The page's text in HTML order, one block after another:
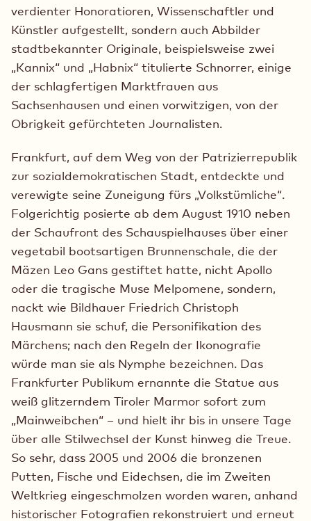
verdienter Honoratioren, Wissenschaftler und
Künstler aufgestellt, sondern auch Abbilder
stadtbekannter Originale, beispielsweise zwei
„Kannix“ und „Habnix“ titulierte Schnorrer, einige
der schlagfertigen Marktfrauen aus
Sachsenhausen und einen vorwitzigen, von der
Obrigkeit gefürchteten Journalisten.
Frankfurt, auf dem Weg von der Patrizierrepublik
zur sozialdemokratischen Stadt, entdeckte und
verewigte seine Zuneigung fürs „Volkstümliche“.
Folgerichtig posierte ab dem August 1910 neben
der Schaufront des Schauspielhauses über einer
vegetabil bootsartigen Brunnenschale, die der
Mäzen Leo Gans gestiftet hatte, nicht Apollo
oder die tragische Muse Melpomene, sondern,
nackt wie Bildhauer Friedrich Christoph
Hausmann sie schuf, die Personifikation des
Märchens; nach den Regeln der Ikonografie
würde man sie als Nymphe bezeichnen. Das
Frankfurter Publikum ernannte die Statue aus
weiß glitzerndem Tiroler Marmor sofort zum
„Mainweibchen“ – und hielt ihr bis in unsere Tage
über alle Stilwechsel der Kunst hinweg die Treue.
So sehr, dass 2005 und 2006 die bronzenen
Putten, Fische und Eidechsen, die im Zweiten
Weltkrieg eingeschmolzen worden waren, anhand
historischer Fotografien rekonstruiert und erneut